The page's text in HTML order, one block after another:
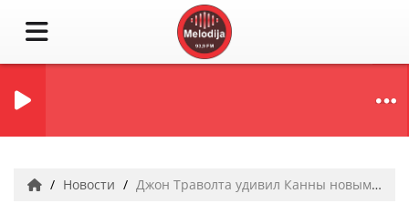
Новости Джон Траволта удивил Канны новым образом